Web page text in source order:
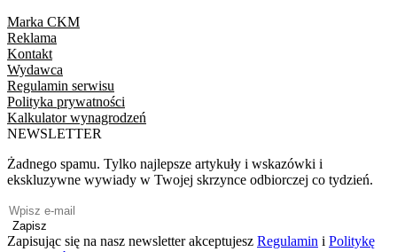
Marka CKM
Reklama
Kontakt
Wydawca
Regulamin serwisu
Polityka prywatności
Kalkulator wynagrodzeń
NEWSLETTER
Żadnego spamu. Tylko najlepsze artykuły i wskazówki i
ekskluzywne wywiady w Twojej skrzynce odbiorczej co tydzień.
Zapisz
Zapisując się na nasz newsletter akceptujesz Regulamin i Politykę